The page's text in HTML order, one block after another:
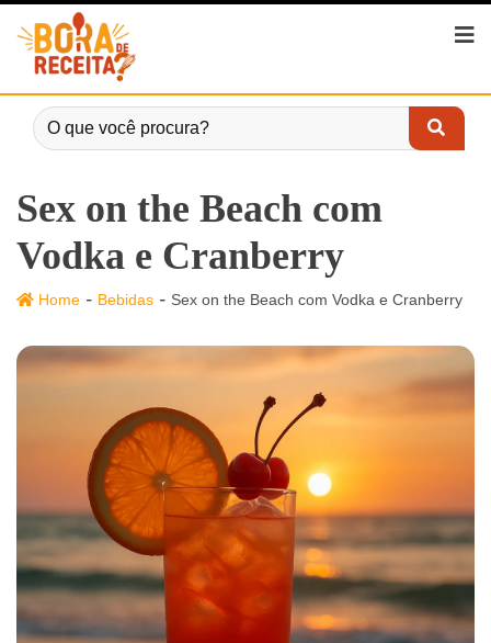
Sex on the Beach com
Vodka e Cranberry
Home - Bebidas - Sex on the Beach com Vodka e Cranberry